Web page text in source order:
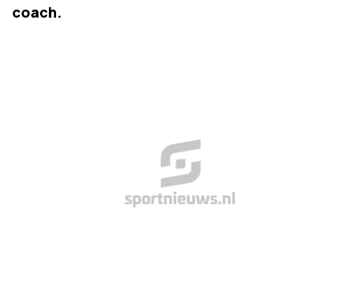
coach.